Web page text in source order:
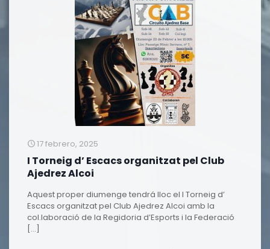
17 febrero, 2025
I Torneig d’ Escacs organitzat pel Club
Ajedrez Alcoi
Aquest proper diumenge tendrá lloc el I Torneig d’
Escacs organitzat pel Club Ajedrez Alcoi amb la
col.laboració de la Regidoria d’Esports i la Federació
[…]